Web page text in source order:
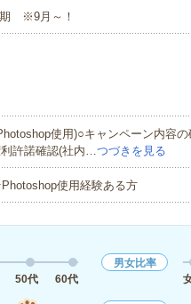
期 ※9月～！
使用)○キャンペーン内容
許諾確認(社内…つづきを見る
使用経験ある方
50代 60代
男女比率